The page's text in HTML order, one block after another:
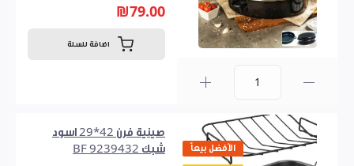
₪79.00
اضافة للسلة
الأفضل بيعاً
صينية فرن 42*29 اسود
شبك 9239432 BF